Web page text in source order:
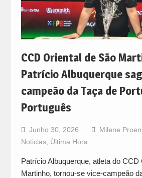
CCD Oriental de São
Patrício Albuquerque
campeão da Taça de
Português
Junho 30, 2026 Milene
Noticias, Última Hora
Patrício Albuquerque, atleta do CCD
Martinho, tornou-se vice-campeão